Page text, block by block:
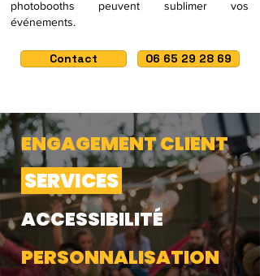
photobooths peuvent sublimer vos
événements.
Contact 06 65 29 28 69
ENGAGEMENT CLIENT
SERVICES
ACCESSIBILITÉ
PERSONNALISATION